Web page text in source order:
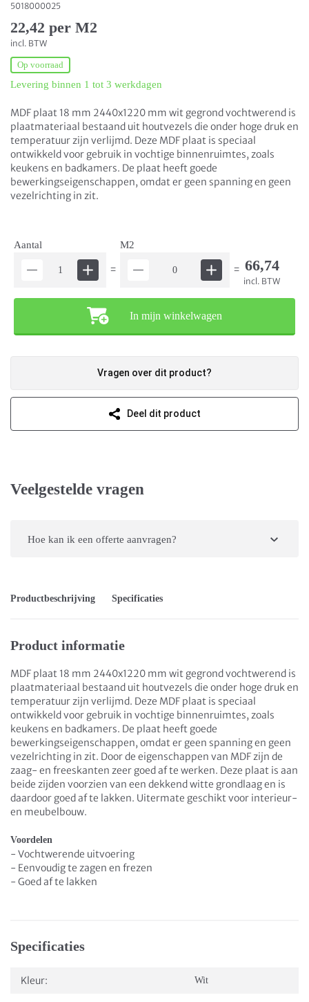
5018000025
22,42 per M2
incl. BTW
Op voorraad
Levering binnen 1 tot 3 werkdagen
MDF plaat 18 mm 2440x1220 mm wit gegrond vochtwerend is
plaatmateriaal bestaand uit houtvezels die onder hoge druk en
temperatuur zijn verlijmd. Deze MDF plaat is speciaal
ontwikkeld voor gebruik in vochtige binnenruimtes, zoals
keukens en badkamers. De plaat heeft goede
bewerkingseigenschappen, omdat er geen spanning en geen
vezelrichting in zit.
Aantal
=
M2
= 66,74
incl. BTW
In mijn winkelwagen
Vragen over dit product?
Deel dit product
Veelgestelde vragen
Hoe kan ik een offerte aanvragen?
Productbeschrijving Specificaties
Product informatie
MDF plaat 18 mm 2440x1220 mm wit gegrond vochtwerend is
plaatmateriaal bestaand uit houtvezels die onder hoge druk en
temperatuur zijn verlijmd. Deze MDF plaat is speciaal
ontwikkeld voor gebruik in vochtige binnenruimtes, zoals
keukens en badkamers. De plaat heeft goede
bewerkingseigenschappen, omdat er geen spanning en geen
vezelrichting in zit. Door de eigenschappen van MDF zijn de
zaag- en freeskanten zeer goed af te werken. Deze plaat is aan
beide zijden voorzien van een dekkend witte grondlaag en is
daardoor goed af te lakken. Uitermate geschikt voor interieur-
en meubelbouw.
Voordelen
- Vochtwerende uitvoering
- Eenvoudig te zagen en frezen
- Goed af te lakken
Specificaties
Kleur: Wit